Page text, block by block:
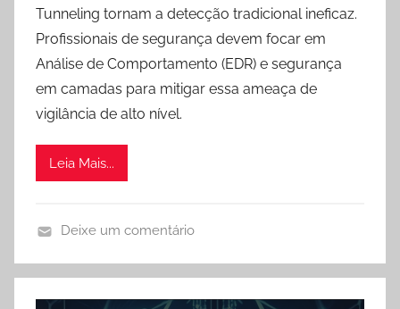
Tunneling tornam a detecção tradicional ineficaz.
Profissionais de segurança devem focar em
Análise de Comportamento (EDR) e segurança
em camadas para mitigar essa ameaça de
vigilância de alto nível.
Leia Mais...
i
d
Deixe um comentário